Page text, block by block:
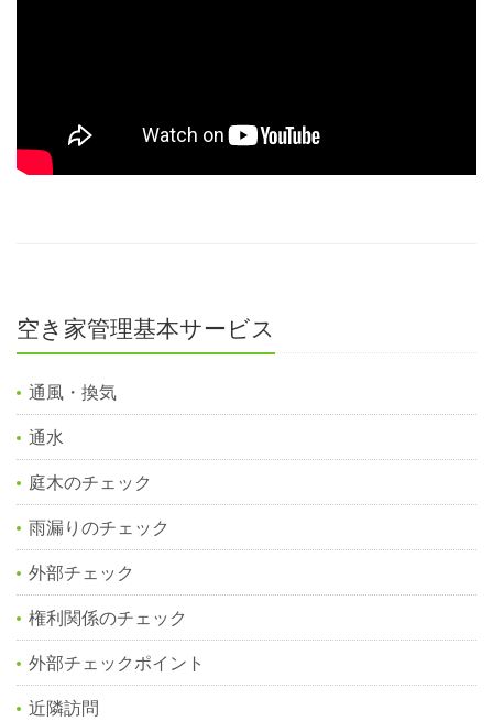
空き家管理基本サービス
通風・換気
通水
庭木のチェック
雨漏りのチェック
外部チェック
権利関係のチェック
外部チェックポイント
近隣訪問